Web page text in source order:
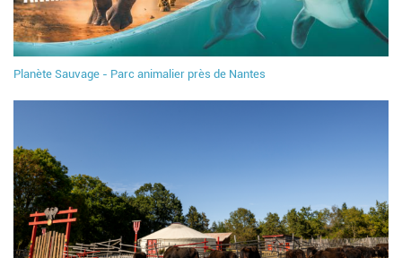
Planète Sauvage - Parc animalier près de Nantes